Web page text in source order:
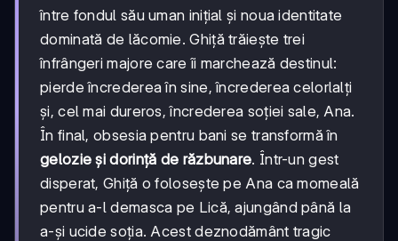
între fondul său uman inițial și noua identitate
dominată de lăcomie. Ghiță trăiește trei
înfrângeri majore care îi marchează destinul:
pierde încrederea în sine, încrederea celorlalți
și, cel mai dureros, încrederea soției sale, Ana.
În final, obsesia pentru bani se transformă în
gelozie și dorință de răzbunare. Într-un gest
disperat, Ghiță o folosește pe Ana ca momeală
pentru a-l demasca pe Lică, ajungând până la
a-și ucide soția. Acest deznodământ tragic